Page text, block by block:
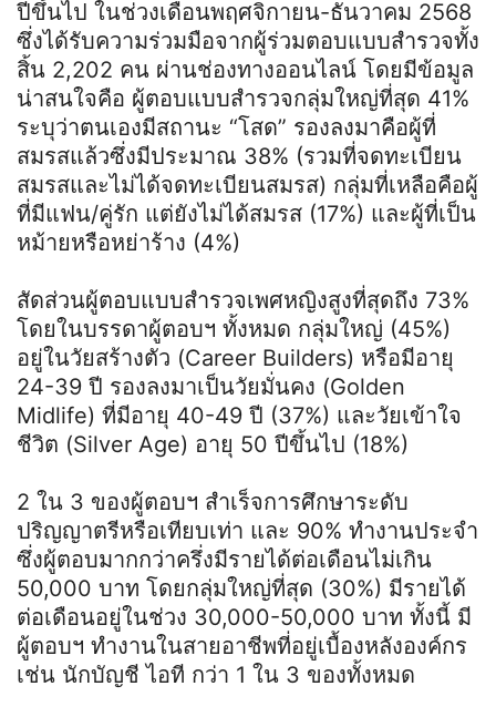
ปีขึ้นไป ในช่วงเดือนพฤศจิกายน-ธันวาคม 2568
ซึ่งได้รับความร่วมมือจากผู้ร่วมตอบแบบสำรวจทั้ง
สิ้น 2,202 คน ผ่านช่องทางออนไลน์ โดยมีข้อมูล
น่าสนใจคือ ผู้ตอบแบบสำรวจกลุ่มใหญ่ที่สุด 41%
ระบุว่าตนเองมีสถานะ “โสด” รองลงมาคือผู้ที่
สมรสแล้วซึ่งมีประมาณ 38% (รวมที่จดทะเบียน
สมรสและไม่ได้จดทะเบียนสมรส) กลุ่มที่เหลือคือผู้
ที่มีแฟน/คู่รัก แต่ยังไม่ได้สมรส (17%) และผู้ที่เป็น
หม้ายหรือหย่าร้าง (4%)
สัดส่วนผู้ตอบแบบสำรวจเพศหญิงสูงที่สุดถึง 73%
โดยในบรรดาผู้ตอบฯ ทั้งหมด กลุ่มใหญ่ (45%)
อยู่ในวัยสร้างตัว (Career Builders) หรือมีอายุ
24-39 ปี รองลงมาเป็นวัยมั่นคง (Golden
Midlife) ที่มีอายุ 40-49 ปี (37%) และวัยเข้าใจ
ชีวิต (Silver Age) อายุ 50 ปีขึ้นไป (18%)
2 ใน 3 ของผู้ตอบฯ สำเร็จการศึกษาระดับ
ปริญญาตรีหรือเทียบเท่า และ 90% ทำงานประจำ
ซึ่งผู้ตอบมากกว่าครึ่งมีรายได้ต่อเดือนไม่เกิน
50,000 บาท โดยกลุ่มใหญ่ที่สุด (30%) มีรายได้
ต่อเดือนอยู่ในช่วง 30,000-50,000 บาท ทั้งนี้ มี
ผู้ตอบฯ ทำงานในสายอาชีพที่อยู่เบื้องหลังองค์กร
เช่น นักบัญชี ไอที กว่า 1 ใน 3 ของทั้งหมด